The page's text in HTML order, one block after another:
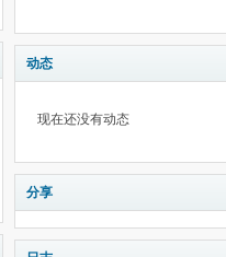
动态
现在还没有动态
分享